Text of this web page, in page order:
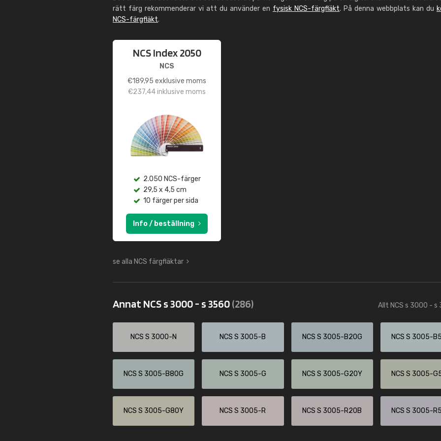
rätt färg rekommenderar vi att du använder en fysisk NCS-färgfläkt. På denna webbplats kan du
NCS-färgfläkt.
NCS Index 2050
NCS
€189,95 exklusive moms
€237,44inklusive moms
2.050 NCS-färger
29,5 x 4,5 cm
10 färger per sida
Info / beställning
se alla NCS färgfläktar
Annat NCS s 3000 - s 3560(286) Allt NCS s 3000 - s
NCS S 3000-N NCS S 3005-B NCS S 3005-B20G NCS S 3005-
NCS S 3005-B80G NCS S 3005-G NCS S 3005-G20Y NCS S 3005-
NCS S 3005-G80Y NCS S 3005-R NCS S 3005-R20B NCS S 3005-